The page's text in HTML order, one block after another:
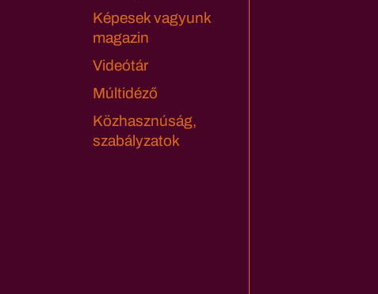
Képesek vagyunk
magazin
Videótár
Múltidéző
Közhasznúság,
szabályzatok